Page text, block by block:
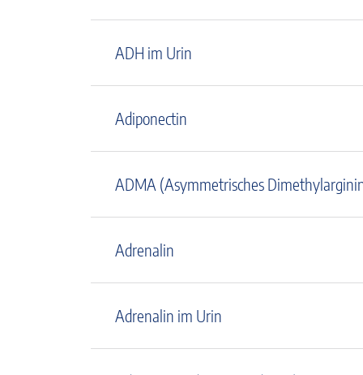
ADH im Urin
Adiponectin
ADMA (Asymmetrisches
Adrenalin
Adrenalin im Urin